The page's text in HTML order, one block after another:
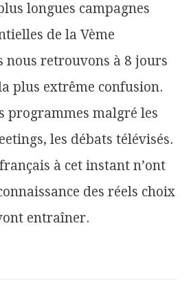
longues campagnes
de la Vème
nous retrouvons à 8 jours
plus extrême confusion.
programmes malgré les
les débats télévisés.
à cet instant n’ont
des réels choix
entraîner.